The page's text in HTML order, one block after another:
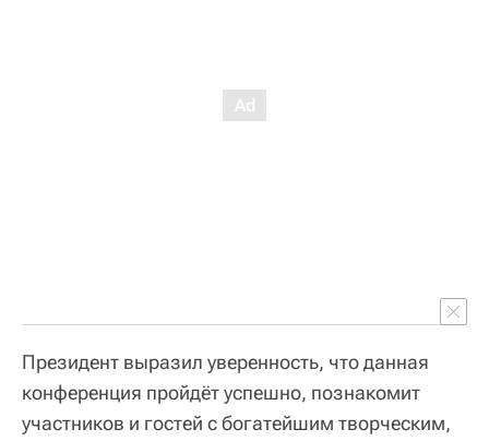
Президент выразил уверенность, что данная
конференция пройдёт успешно, познакомит
участников и гостей с богатейшим творческим,